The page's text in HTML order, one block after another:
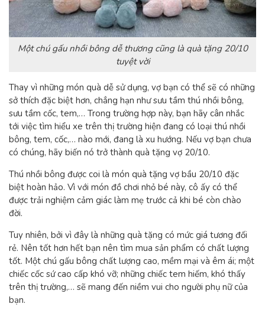
Một chú gấu nhồi bông dễ thương cũng là quà tặng 20/10
tuyệt vời
Thay vì những món quà dễ sử dụng, vợ bạn có thể sẽ có những
sở thích đặc biệt hơn, chẳng hạn như sưu tầm thú nhồi bông,
sưu tầm cốc, tem,… Trong trường hợp này, bạn hãy cân nhắc
tới việc tìm hiểu xe trên thị trường hiện đang có loại thú nhồi
bông, tem, cốc,… nào mới, đang là xu hướng. Nếu vợ bạn chưa
có chúng, hãy biến nó trở thành quà tặng vợ 20/10.
Thú nhồi bông được coi là món quà tặng vợ bầu 20/10 đặc
biệt hoàn hảo. Vì với món đồ chơi nhỏ bé này, cô ấy có thể
được trải nghiệm cảm giác làm mẹ trước cả khi bé còn chào
đời.
Tuy nhiên, bởi vì đây là những quà tặng có mức giá tương đối
rẻ. Nên tốt hơn hết bạn nên tìm mua sản phẩm có chất lượng
tốt. Một chú gấu bông chất lượng cao, mềm mại và êm ái; một
chiếc cốc sứ cao cấp khó vỡ; những chiếc tem hiếm, khó thấy
trên thị trường,… sẽ mang đến niềm vui cho người phụ nữ của
bạn.